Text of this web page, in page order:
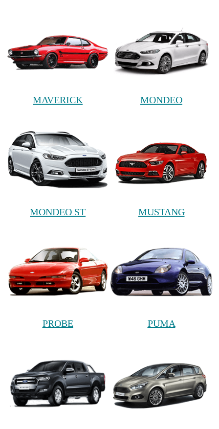
MAVERICK MONDEO
MONDEO ST MUSTANG
PROBE PUMA